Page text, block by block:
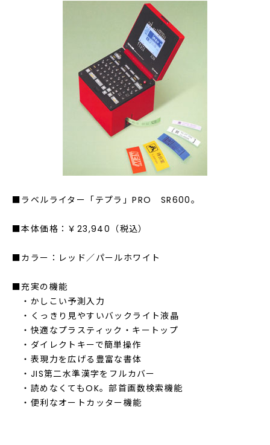
■ラベルライター「テプラ」PRO SR600。
■本体価格：￥23,940（税込）
■カラー：レッド／パールホワイト
■充実の機能
・かしこい予測入力
・くっきり見やすいバックライト液晶
・快適なプラスティック・キートップ
・ダイレクトキーで簡単操作
・表現力を広げる豊富な書体
・JIS第二水準漢字をフルカバー
・読めなくてもOK。部首画数検索機能
・便利なオートカッター機能